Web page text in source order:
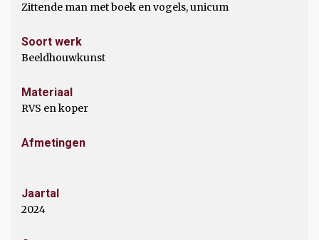
Zittende man met boek en vogels, unicum
Soort werk
Beeldhouwkunst
Materiaal
RVS en koper
Afmetingen
Jaartal
2024